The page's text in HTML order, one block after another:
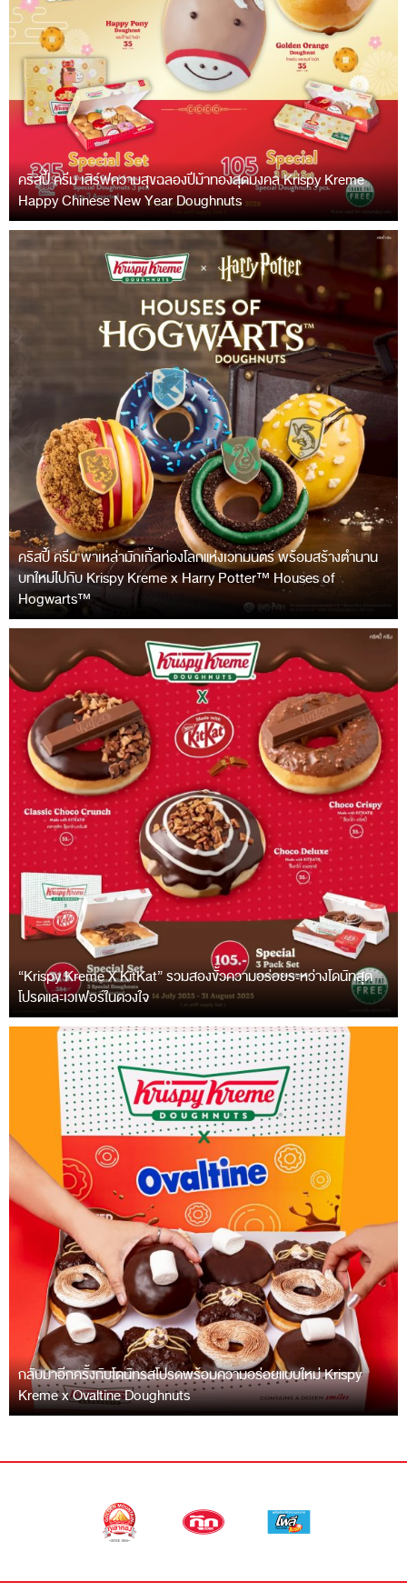
คริสปี้ ครีม เสิร์ฟความสุขฉลองปีม้าทองสุดมงคล Krispy Kreme
Happy Chinese New Year Doughnuts
คริสปี้ ครีม พาเหล่ามักเกิ้ลท่องโลกแห่งเวทมนตร์ พร้อมสร้างตำนาน
บทใหม่ไปกับ Krispy Kreme x Harry Potter™ Houses of
Hogwarts™
“Krispy Kreme X KitKat” รวมสองขั้วความอร่อยระหว่างโดนัทสุด
โปรดและเวเฟอร์ในดวงใจ
กลับมาอีกครั้งกับโดนัทรสโปรดพร้อมความอร่อยแบบใหม่ Krispy
Kreme x Ovaltine Doughnuts